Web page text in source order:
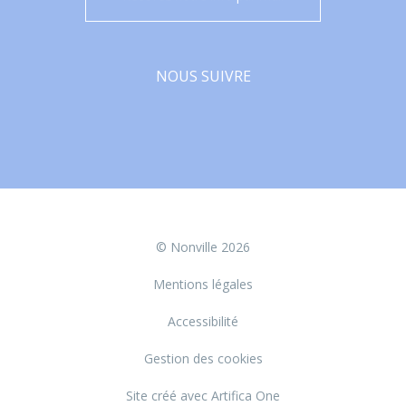
NOUS SUIVRE
© Nonville 2026
Mentions légales
Accessibilité
Gestion des cookies
Site créé avec Artifica One